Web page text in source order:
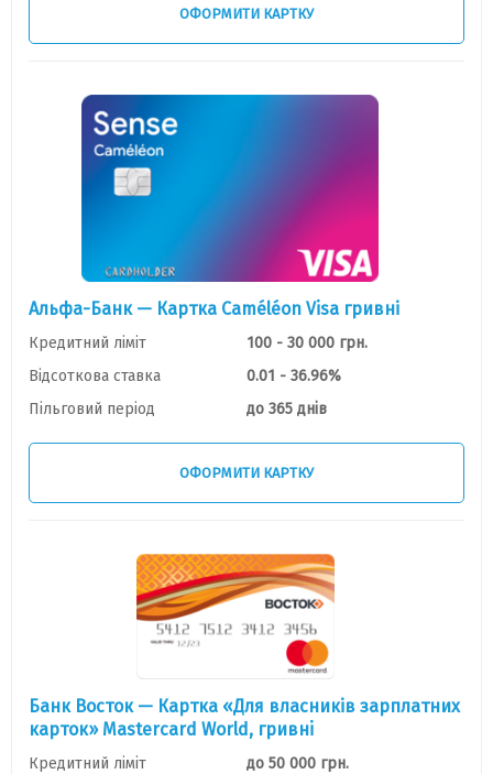
ОФОРМИТИ КАРТКУ
Альфа-Банк — Картка Caméléon Visa гривні
Кредитний ліміт
100 - 30 000 грн.
Відсоткова ставка
0.01 - 36.96%
Пільговий період
до 365 днів
ОФОРМИТИ КАРТКУ
Банк Восток — Картка «Для власників зарплатних
карток» Mastercard World, гривнi
Кредитний ліміт до 50 000 грн.